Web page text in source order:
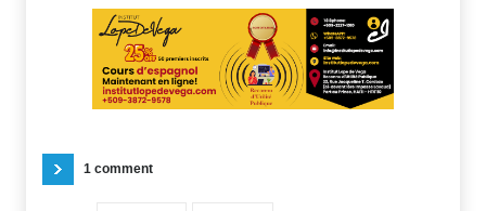
1 comment